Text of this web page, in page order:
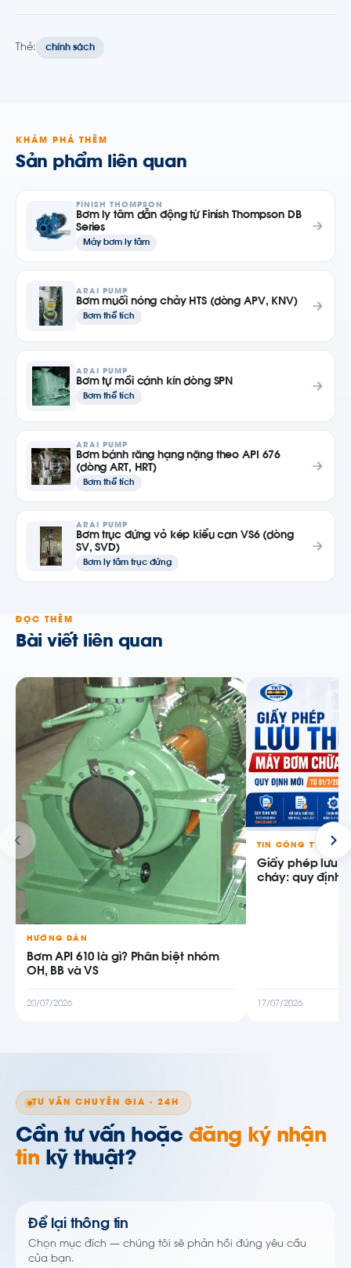
Thẻ: chính sách
KHÁM PHÁ THÊM
Sản phẩm liên quan
FINISH THOMPSON
Bơm ly tâm dẫn động từ Finish Thompson DB
Series
Máy bơm ly tâm
ARAI PUMP
Bơm muối nóng chảy HTS (dòng APV, KNV)
Bơm thể tích
ARAI PUMP
Bơm tự mồi cánh kín dòng SPN
Bơm thể tích
ARAI PUMP
Bơm bánh răng hạng nặng theo API 676
(dòng ART, HRT)
Bơm thể tích
ARAI PUMP
Bơm trục đứng vỏ kép kiểu can VS6 (dòng
SV, SVD)
Bơm ly tâm trục đứng
ĐỌC THÊM
Bài viết liên quan
HƯỚNG DẪN
Bơm API 610 là gì? Phân biệt nhóm
OH, BB và VS
20/07/2026
TIN CÔNG TY
Giấy phép lưu
cháy: quy định
17/07/2026
TƯ VẤN CHUYÊN GIA · 24H
Cần tư vấn hoặc đăng ký nhận
tin kỹ thuật?
Để lại thông tin
Chọn mục đích — chúng tôi sẽ phản hồi đúng yêu cầu
của bạn.